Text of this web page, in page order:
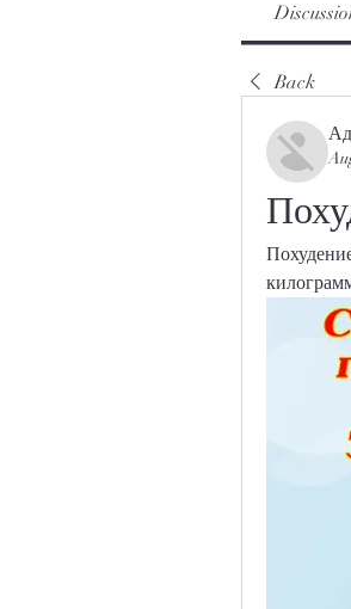
Back